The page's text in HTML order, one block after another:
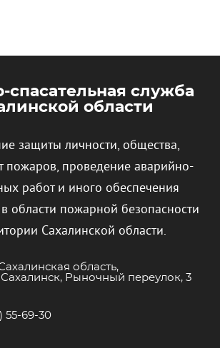
спасательная служба
области
защиты личности, общества,
пожаров, проведение аварийно-
работ и иного обеспечения
области пожарной безопасности
Сахалинской области.
область,
Рыночный переулок, 3
55-69-30